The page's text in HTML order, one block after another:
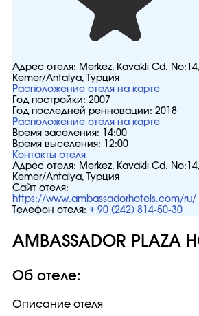
Адрес отеля: Merkez, Kavaklı Cd.
Kemer/Antalya, Турция
Расположение отеля на карте
Год постройки: 2007
Год последней ренновации: 2018
Расположение отеля на карте
Время заселения:
14:00
Время выселения:
12:00
Контакты отеля
Адрес отеля: Merkez, Kavaklı Cd.
Kemer/Antalya, Турция
Сайт отеля:
https://www.ambassadorhotels.com/ru/
Телефон отеля: + 90 (242) 814-50-30
AMBASSADOR PLAZA
Об отеле:
Описание отеля